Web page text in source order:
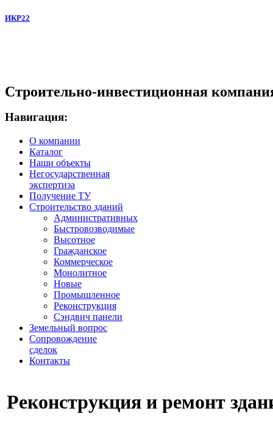
ИКР22
Строительно-инвестиционная
Навигация:
О компании
Каталог
Наши объекты
Негосударственная
экспертиза
Получение ТУ
Строительство зданий
Административных
Быстровозводимые
Высотное
Гражданское
Коммерческое
Монолитное
Новые
Промышленное
Реконструкция
Сэндвич панели
Земельный вопрос
Сопровождение
сделок
Контакты
Реконструкция и ремонт